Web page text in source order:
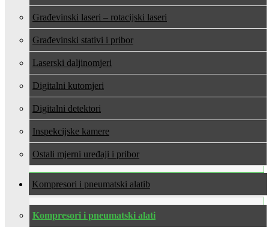
Građevinski laseri – rotacijski laseri
Građevinski stativi i pribor
Laserski daljinomjeri
Digitalni kutomjeri
Digitalni detektori
Inspekcijske kamere
Ostali mjerni uređaji i pribor
Kompresori i pneumatski alati
Kompresori i pneumatski alati